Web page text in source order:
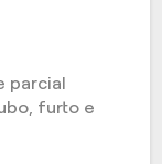
parcial
furto e